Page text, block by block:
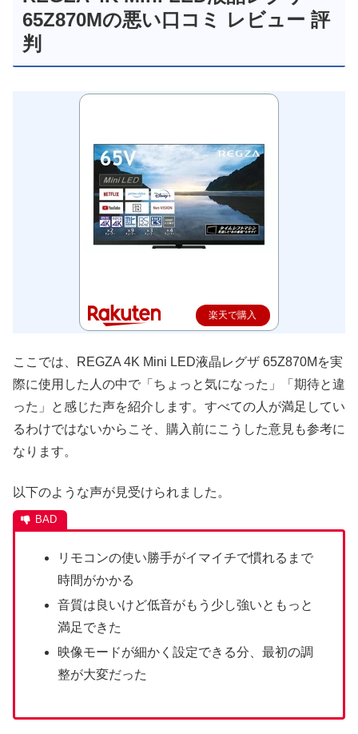
65Z870Mの悪い口コミ レビュー 評
判
楽天で購入
ここでは、REGZA 4K Mini LED液晶レグザ 65Z870Mを実
際に使用した人の中で「ちょっと気になった」「期待と違
った」と感じた声を紹介します。すべての人が満足してい
るわけではないからこそ、購入前にこうした意見も参考に
なります。
以下のような声が見受けられました。
リモコンの使い勝手がイマイチで慣れるまで
時間がかかる
音質は良いけど低音がもう少し強いともっと
満足できた
映像モードが細かく設定できる分、最初の調
整が大変だった